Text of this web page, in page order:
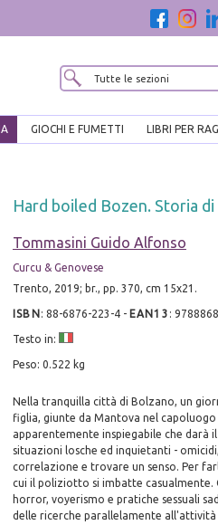
GIOCHI E FUMETTI LIBRI PER
Hard boiled Bozen. Storia
Tommasini Guido Alfonso
Curcu & Genovese
Trento, 2019; br., pp. 370, cm 15x21.
ISBN : 88-6876-223-4- EAN13 :
Testo in:
Peso: 0.522 kg
Nella tranquilla città di Bolzano, un
figlia, giunte da Mantova nel
apparentemente inspiegabile che darà
situazioni losche ed inquietanti -
correlazione e trovare un senso. Per
cui il poliziotto si imbatte casualmente.
horror, voyerismo e pratiche sessuali
delle ricerche parallelamente all'attività